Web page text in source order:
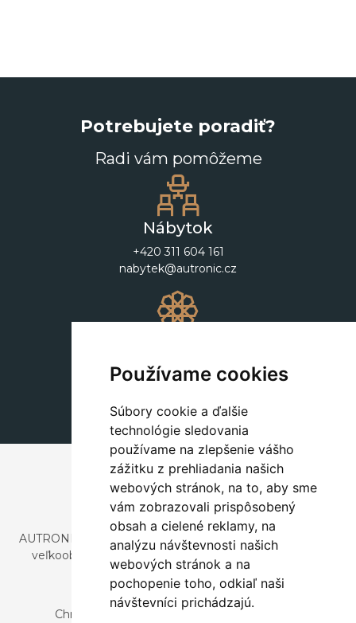
Používame cookies
Súbory cookie a ďalšie
technológie sledovania
používame na zlepšenie vášho
zážitku z prehliadania našich
webových stránok, na to, aby sme
vám zobrazovali prispôsobený
obsah a cielené reklamy, na
analýzu návštevnosti našich
webových stránok a na
pochopenie toho, odkiaľ naši
návštevníci prichádzajú.
Potrebujete poradiť?
Radi vám pomôžeme
Nábytok
+420 311 604 161
nabytek@autronic.cz
+420 311 604 182
dekorace@autronic.cz
AUTRONIC, s.r.o. je spoločnosť zaoberajúca sa dovozom a
veľkoobchodným predajom dizajnového aj štýlového
nábytku a dekorácií.
Česká republika
Chrustenice 270, 267 12 Loděnice u Berouna